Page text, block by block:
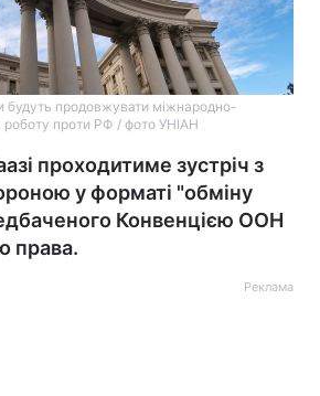
будуть продовжувати міжнародно-
роботу проти РФ / фото УНІАН
проходитиме зустріч з
у форматі "обміну
Конвенцією ООН
права.
Реклама